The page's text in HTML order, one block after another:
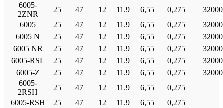
6005-
2ZNR
25 47 12 11.9 6,55 0,275
32000
6005
25 47 12 11.9 6,55 0,275
32000
6005 Ν
25 47 12 11.9 6,55 0,275
32000
6005 NR
25 47 12 11.9 6,55 0,275
32000
6005-RSL
25 47 12 11.9 6,55 0,275
32000
6005-Ζ
25 47 12 11.9 6,55 0,275
32000
6005-
2RSH
25 47 12 11.9 6,55
0,275
6005-RSH
25 47 12 11.9 6,55
0,275